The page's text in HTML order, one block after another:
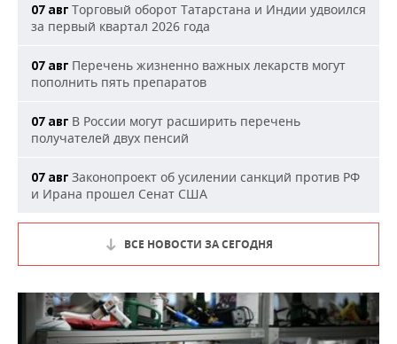
07 авг Торговый оборот Татарстана и Индии удвоился
за первый квартал 2026 года
07 авг Перечень жизненно важных лекарств могут
пополнить пять препаратов
07 авг В России могут расширить перечень
получателей двух пенсий
07 авг Законопроект об усилении санкций против РФ
и Ирана прошел Сенат США
ВСЕ НОВОСТИ ЗА СЕГОДНЯ